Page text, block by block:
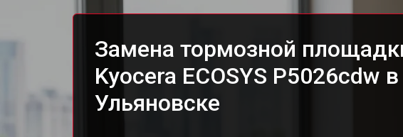
Замена тормозной
Kyocera ECOSYS P5026cdw в
Ульяновске